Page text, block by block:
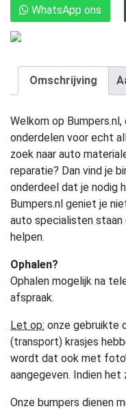
WhatsApp ons
Omschrijving
Welkom op
onderdelen voor echt
zoek naar auto
reparatie? Dan vind je
onderdeel dat je nodig
Bumpers.nl geniet je
auto specialisten staan
helpen.
Ophalen?
Ophalen mogelijk na
afspraak.
Let op: onze gebruikte
(transport) krasjes
wordt dat ook met
aangegeven. Indien het
Onze bumpers dienen